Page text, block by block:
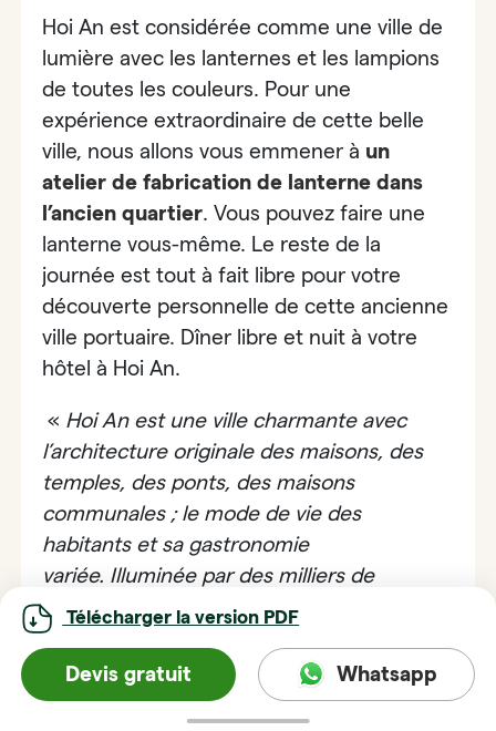
Hoi An est considérée comme une ville de
lumière avec les lanternes et les lampions
de toutes les couleurs. Pour une
expérience extraordinaire de cette belle
ville, nous allons vous emmener à un
atelier de fabrication de lanterne dans
l’ancien quartier. Vous pouvez faire une
lanterne vous-même. Le reste de la
journée est tout à fait libre pour votre
découverte personnelle de cette ancienne
ville portuaire. Dîner libre et nuit à votre
hôtel à Hoi An.
« Hoi An est une ville charmante avec
l’architecture originale des maisons, des
temples, des ponts, des maisons
communales ; le mode de vie des
habitants et sa gastronomie
variée. Illuminée par des milliers de
lampions, Hoi An est magnifique le soir.
Pendant le temps libre, vous pouvez tout à
fait vous promener dans les petites rues
ou faire de balade en vélo, faire faire des
Devis gratuit Whatsapp
Télécharger la version PDF